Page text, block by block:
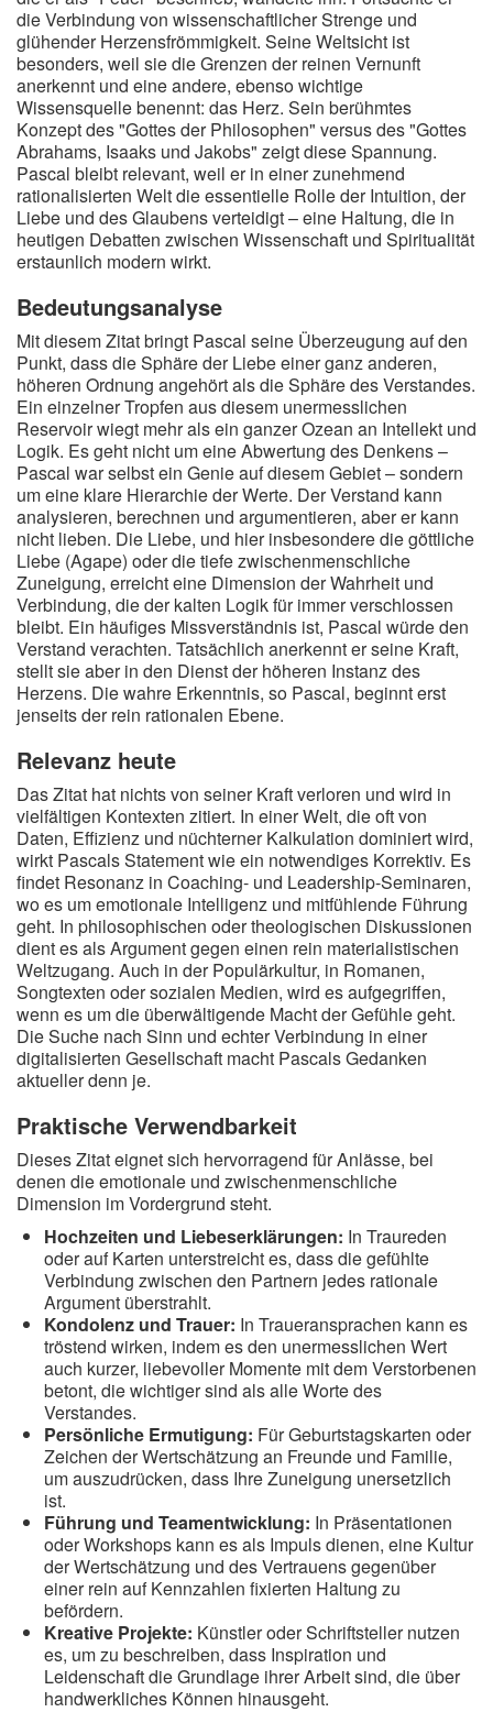
die Verbindung von wissenschaftlicher Strenge und
glühender Herzensfrömmigkeit. Seine Weltsicht ist
besonders, weil sie die Grenzen der reinen Vernunft
anerkennt und eine andere, ebenso wichtige
Wissensquelle benennt: das Herz. Sein berühmtes
Konzept des "Gottes der Philosophen" versus des "Gottes
Abrahams, Isaaks und Jakobs" zeigt diese Spannung.
Pascal bleibt relevant, weil er in einer zunehmend
rationalisierten Welt die essentielle Rolle der Intuition, der
Liebe und des Glaubens verteidigt – eine Haltung, die in
heutigen Debatten zwischen Wissenschaft und Spiritualität
erstaunlich modern wirkt.
Bedeutungsanalyse
Mit diesem Zitat bringt Pascal seine Überzeugung auf den
Punkt, dass die Sphäre der Liebe einer ganz anderen,
höheren Ordnung angehört als die Sphäre des Verstandes.
Ein einzelner Tropfen aus diesem unermesslichen
Reservoir wiegt mehr als ein ganzer Ozean an Intellekt und
Logik. Es geht nicht um eine Abwertung des Denkens –
Pascal war selbst ein Genie auf diesem Gebiet – sondern
um eine klare Hierarchie der Werte. Der Verstand kann
analysieren, berechnen und argumentieren, aber er kann
nicht lieben. Die Liebe, und hier insbesondere die göttliche
Liebe (Agape) oder die tiefe zwischenmenschliche
Zuneigung, erreicht eine Dimension der Wahrheit und
Verbindung, die der kalten Logik für immer verschlossen
bleibt. Ein häufiges Missverständnis ist, Pascal würde den
Verstand verachten. Tatsächlich anerkennt er seine Kraft,
stellt sie aber in den Dienst der höheren Instanz des
Herzens. Die wahre Erkenntnis, so Pascal, beginnt erst
jenseits der rein rationalen Ebene.
Relevanz heute
Das Zitat hat nichts von seiner Kraft verloren und wird in
vielfältigen Kontexten zitiert. In einer Welt, die oft von
Daten, Effizienz und nüchterner Kalkulation dominiert wird,
wirkt Pascals Statement wie ein notwendiges Korrektiv. Es
findet Resonanz in Coaching- und Leadership-Seminaren,
wo es um emotionale Intelligenz und mitfühlende Führung
geht. In philosophischen oder theologischen Diskussionen
dient es als Argument gegen einen rein materialistischen
Weltzugang. Auch in der Populärkultur, in Romanen,
Songtexten oder sozialen Medien, wird es aufgegriffen,
wenn es um die überwältigende Macht der Gefühle geht.
Die Suche nach Sinn und echter Verbindung in einer
digitalisierten Gesellschaft macht Pascals Gedanken
aktueller denn je.
Praktische Verwendbarkeit
Dieses Zitat eignet sich hervorragend für Anlässe, bei
denen die emotionale und zwischenmenschliche
Dimension im Vordergrund steht.
Hochzeiten und Liebeserklärungen: In Traureden
oder auf Karten unterstreicht es, dass die gefühlte
Verbindung zwischen den Partnern jedes rationale
Argument überstrahlt.
Kondolenz und Trauer: In Traueransprachen kann es
tröstend wirken, indem es den unermesslichen Wert
auch kurzer, liebevoller Momente mit dem Verstorbenen
betont, die wichtiger sind als alle Worte des
Verstandes.
Persönliche Ermutigung: Für Geburtstagskarten oder
Zeichen der Wertschätzung an Freunde und Familie,
um auszudrücken, dass Ihre Zuneigung unersetzlich
ist.
Führung und Teamentwicklung: In Präsentationen
oder Workshops kann es als Impuls dienen, eine Kultur
der Wertschätzung und des Vertrauens gegenüber
einer rein auf Kennzahlen fixierten Haltung zu
befördern.
Kreative Projekte: Künstler oder Schriftsteller nutzen
es, um zu beschreiben, dass Inspiration und
Leidenschaft die Grundlage ihrer Arbeit sind, die über
handwerkliches Können hinausgeht.